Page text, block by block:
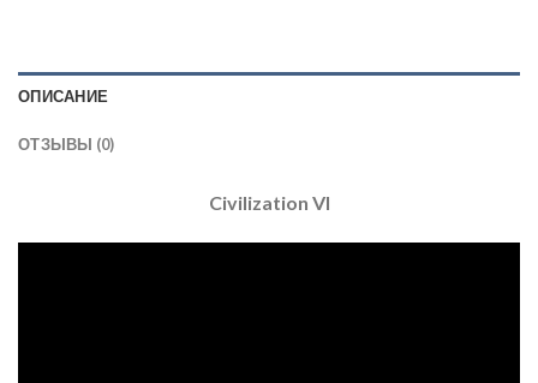
ОПИСАНИЕ
ОТЗЫВЫ (0)
Civilization VI